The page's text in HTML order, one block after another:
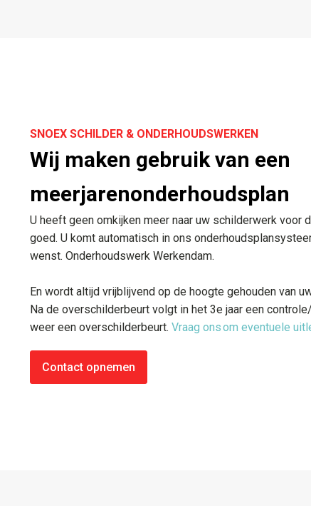
SNOEX SCHILDER & ONDERHOUDSWERKEN
Wij maken gebruik van een
meerjarenonderhoudsplan
U heeft geen omkijken meer naar uw schilderwerk voor
goed. U komt automatisch in ons
wenst. Onderhoudswerk Werkendam.
En wordt altijd vrijblijvend op de hoogte gehouden van
Na de overschilderbeurt volgt in het 3e jaar een
weer een overschilderbeurt. Vraag ons om eventuele
Contact opnemen